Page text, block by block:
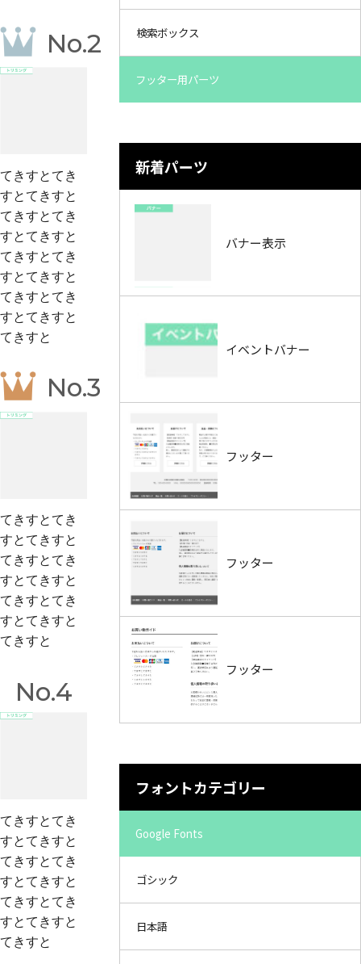
No.2
てきすとてき
すとてきすと
てきすとてき
すとてきすと
てきすとてき
すとてきすと
てきすとてき
すとてきすと
てきすと
No.3
てきすとてき
すとてきすと
てきすとてき
すとてきすと
てきすとてき
すとてきすと
てきすと
No.4
てきすとてき
すとてきすと
てきすとてき
すとてきすと
てきすとてき
すとてきすと
てきすと
検索ボックス
フッター用パーツ
新着パーツ
バナー表示
イベントバナー
フッター
フッター
フッター
フォントカテゴリー
Google Fonts
ゴシック
日本語